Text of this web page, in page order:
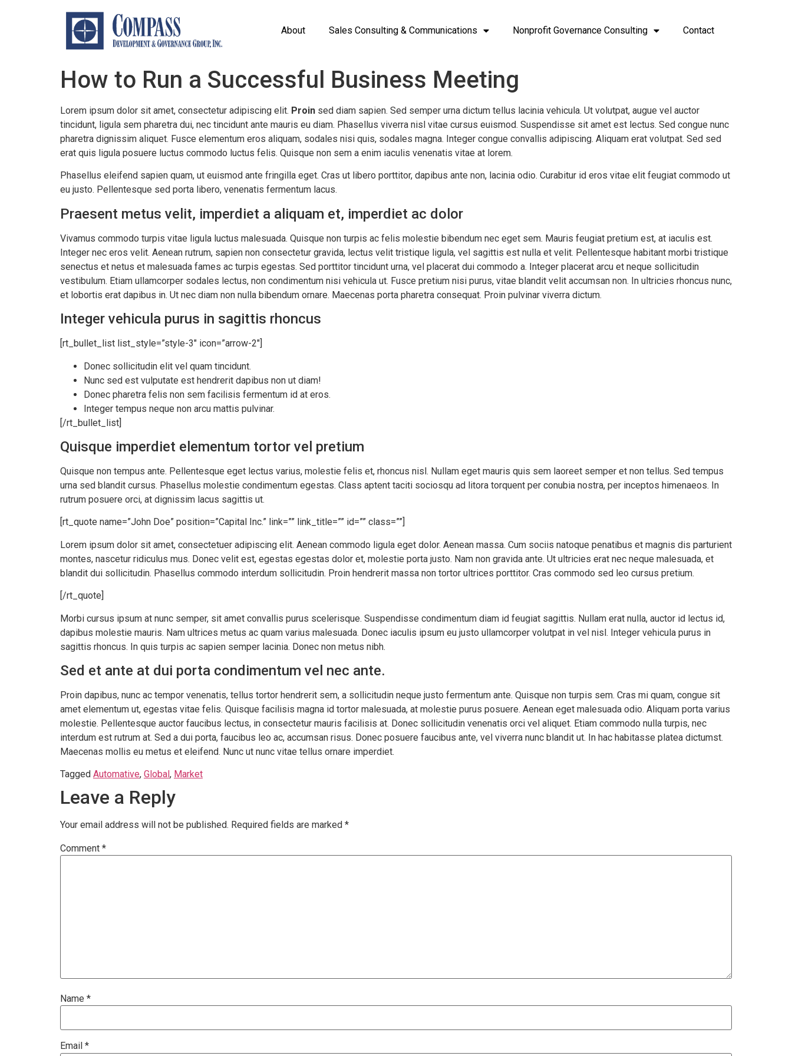
About Sales Consulting & Communications Nonprofit Governance Consulting Contact
How to Run a Successful Business Meeting
Lorem ipsum dolor sit amet, consectetur adipiscing elit. Proin sed diam sapien. Sed semper urna dictum tellus lacinia vehicula. Ut volutpat, augue vel auctor
tincidunt, ligula sem pharetra dui, nec tincidunt ante mauris eu diam. Phasellus viverra nisl vitae cursus euismod. Suspendisse sit amet est lectus. Sed congue nunc
pharetra dignissim aliquet. Fusce elementum eros aliquam, sodales nisi quis, sodales magna. Integer congue convallis adipiscing. Aliquam erat volutpat. Sed sed
erat quis ligula posuere luctus commodo luctus felis. Quisque non sem a enim iaculis venenatis vitae at lorem.
Phasellus eleifend sapien quam, ut euismod ante fringilla eget. Cras ut libero porttitor, dapibus ante non, lacinia odio. Curabitur id eros vitae elit feugiat commodo ut
eu justo. Pellentesque sed porta libero, venenatis fermentum lacus.
Praesent metus velit, imperdiet a aliquam et, imperdiet ac dolor
Vivamus commodo turpis vitae ligula luctus malesuada. Quisque non turpis ac felis molestie bibendum nec eget sem. Mauris feugiat pretium est, at iaculis est.
Integer nec eros velit. Aenean rutrum, sapien non consectetur gravida, lectus velit tristique ligula, vel sagittis est nulla et velit. Pellentesque habitant morbi tristique
senectus et netus et malesuada fames ac turpis egestas. Sed porttitor tincidunt urna, vel placerat dui commodo a. Integer placerat arcu et neque sollicitudin
vestibulum. Etiam ullamcorper sodales lectus, non condimentum nisi vehicula ut. Fusce pretium nisi purus, vitae blandit velit accumsan non. In ultricies rhoncus nunc,
et lobortis erat dapibus in. Ut nec diam non nulla bibendum ornare. Maecenas porta pharetra consequat. Proin pulvinar viverra dictum.
Integer vehicula purus in sagittis rhoncus
[rt_bullet_list list_style=”style-3″ icon=”arrow-2″]
Donec sollicitudin elit vel quam tincidunt.
Nunc sed est vulputate est hendrerit dapibus non ut diam!
Donec pharetra felis non sem facilisis fermentum id at eros.
Integer tempus neque non arcu mattis pulvinar.
[/rt_bullet_list]
Quisque imperdiet elementum tortor vel pretium
Quisque non tempus ante. Pellentesque eget lectus varius, molestie felis et, rhoncus nisl. Nullam eget mauris quis sem laoreet semper et non tellus. Sed tempus
urna sed blandit cursus. Phasellus molestie condimentum egestas. Class aptent taciti sociosqu ad litora torquent per conubia nostra, per inceptos himenaeos. In
rutrum posuere orci, at dignissim lacus sagittis ut.
[rt_quote name=”John Doe” position=”Capital Inc.” link=”” link_title=”” id=”” class=””]
Lorem ipsum dolor sit amet, consectetuer adipiscing elit. Aenean commodo ligula eget dolor. Aenean massa. Cum sociis natoque penatibus et magnis dis parturient
montes, nascetur ridiculus mus. Donec velit est, egestas egestas dolor et, molestie porta justo. Nam non gravida ante. Ut ultricies erat nec neque malesuada, et
blandit dui sollicitudin. Phasellus commodo interdum sollicitudin. Proin hendrerit massa non tortor ultrices porttitor. Cras commodo sed leo cursus pretium.
[/rt_quote]
Morbi cursus ipsum at nunc semper, sit amet convallis purus scelerisque. Suspendisse condimentum diam id feugiat sagittis. Nullam erat nulla, auctor id lectus id,
dapibus molestie mauris. Nam ultrices metus ac quam varius malesuada. Donec iaculis ipsum eu justo ullamcorper volutpat in vel nisl. Integer vehicula purus in
sagittis rhoncus. In quis turpis ac sapien semper lacinia. Donec non metus nibh.
Sed et ante at dui porta condimentum vel nec ante.
Proin dapibus, nunc ac tempor venenatis, tellus tortor hendrerit sem, a sollicitudin neque justo fermentum ante. Quisque non turpis sem. Cras mi quam, congue sit
amet elementum ut, egestas vitae felis. Quisque facilisis magna id tortor malesuada, at molestie purus posuere. Aenean eget malesuada odio. Aliquam porta varius
molestie. Pellentesque auctor faucibus lectus, in consectetur mauris facilisis at. Donec sollicitudin venenatis orci vel aliquet. Etiam commodo nulla turpis, nec
interdum est rutrum at. Sed a dui porta, faucibus leo ac, accumsan risus. Donec posuere faucibus ante, vel viverra nunc blandit ut. In hac habitasse platea dictumst.
Maecenas mollis eu metus et eleifend. Nunc ut nunc vitae tellus ornare imperdiet.
Tagged Automative, Global , Market
Leave a Reply
Your email address will not be published. Required fields are marked *
Comment *
Name *
Email *